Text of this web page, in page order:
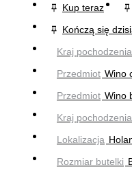
Kup teraz
Kończą się
Kraj pochodzenia
Przedmiot Wino
Przedmiot Wino
Kraj pochodzenia
Lokalizacja
Rozmiar butelki